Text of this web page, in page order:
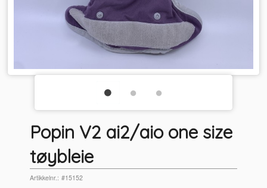
Popin V2 ai2/aio one size
tøybleie
Artikkelnr.: #15152